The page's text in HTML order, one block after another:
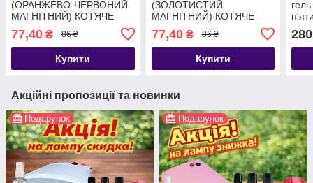
(ОРАНЖЕВО-ЧЕРВОНИЙ
МАГНІТНИЙ) КОТЯЧЕ
77,40 ₴ 86 ₴
Купити
(ЗОЛОТИСТИЙ
МАГНІТНИЙ) КОТЯЧЕ
77,40₴ 86 ₴
Купити
280
Акційні пропозиції та новинки
Подарунок Подарунок